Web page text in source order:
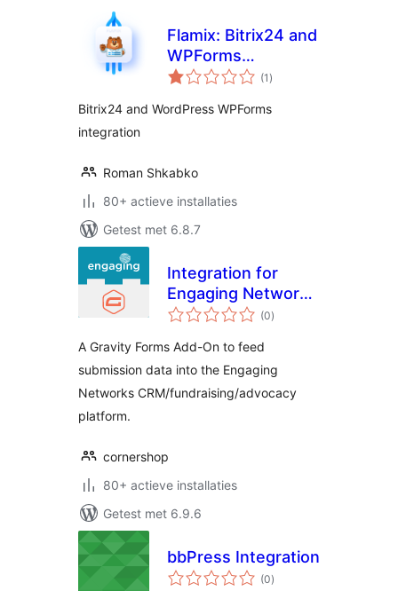
Flamix: Bitrix24 and
WPForms
integration
(1 totaal
waarderingen
)
Bitrix24 and WordPress WPForms
integration
Roman Shkabko
80+ actieve installaties
Getest met 6.8.7
Integration for
Engaging Networks
and Gravity Forms
(0totaal
waarderingen
)
A Gravity Forms Add-On to feed
submission data into the Engaging
Networks CRM/fundraising/advocacy
platform.
cornershop
80+ actieve installaties
Getest met 6.9.6
bbPress Integration
(0totaal
waarderingen
)